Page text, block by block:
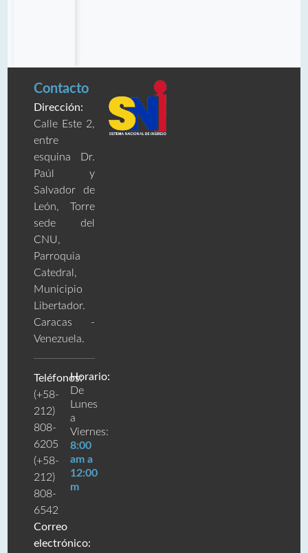
Contacto
Dirección:
Calle Este 2,
entre
esquina Dr.
Paúl y
Salvador de
León, Torre
sede del
CNU,
Parroquia
Catedral,
Municipio
Libertador.
Caracas -
Venezuela.
Teléfonos:
(+58-
212)
808-
6205
(+58-
212)
808-
6542
Correo
electrónico:
Horario:
De
Lunes
a
Viernes:
8:00
am a
12:00
m